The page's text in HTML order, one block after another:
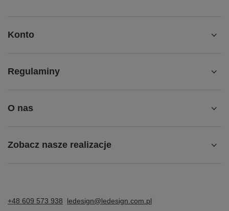
Konto
Regulaminy
O nas
Zobacz nasze realizacje
+48 609 573 938
ledesign@ledesign.com.pl